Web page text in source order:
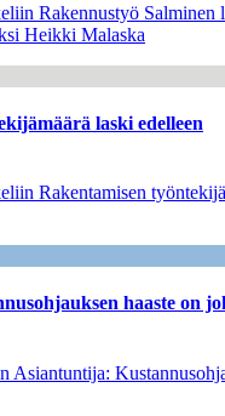
Rakennustyö Salminen
Heikki Malaska
laski edelleen
Rakentamisen
haaste on
Asiantuntija: